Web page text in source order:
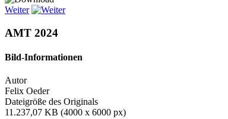
Weiter
AMT 2024
Bild-Informationen
Autor
Felix Oeder
Dateigröße des Originals
11.237,07 KB (4000 x 6000 px)